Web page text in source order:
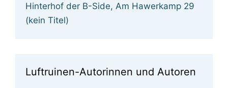
Hinterhof der B-Side, Am Hawerkamp 29
(kein Titel)
Luftruinen-Autorinnen und Autoren